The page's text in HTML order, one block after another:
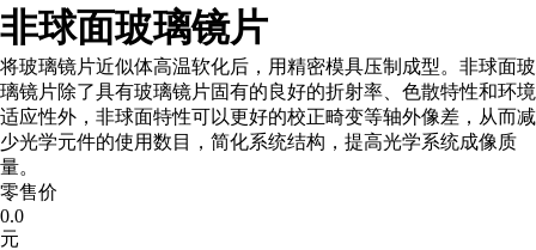
非球面玻璃镜片
将玻璃镜片近似体高温软化后，用精密模具压制成型。非球面玻
璃镜片除了具有玻璃镜片固有的良好的折射率、色散特性和环境
适应性外，非球面特性可以更好的校正畸变等轴外像差，从而减
少光学元件的使用数目，简化系统结构，提高光学系统成像质
量。
零售价
0.0
元